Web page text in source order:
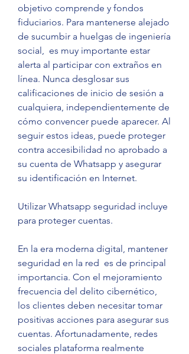
objetivo comprende y fondos
fiduciarios. Para mantenerse alejado
de sucumbir a huelgas de ingeniería
social,  es muy importante estar
alerta al participar con extraños en
línea. Nunca desglosar sus
calificaciones de inicio de sesión a
cualquiera, independientemente de
cómo convencer puede aparecer. Al
seguir estos ideas, puede proteger
contra accesibilidad no aprobado a
su cuenta de Whatsapp y asegurar
su identificación en Internet.
Utilizar Whatsapp seguridad incluye
para proteger cuentas.
En la era moderna digital, mantener
seguridad en la red  es de principal
importancia. Con el mejoramiento
frecuencia del delito cibernético,
los clientes deben necesitar tomar
positivas acciones para asegurar sus
cuentas. Afortunadamente, redes
sociales plataforma realmente